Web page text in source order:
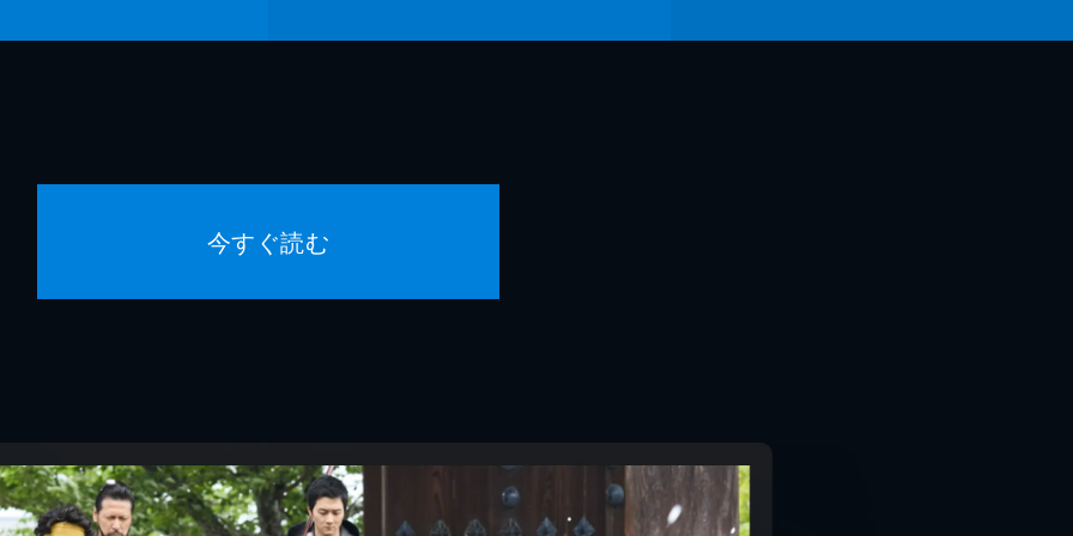
今すぐ読む